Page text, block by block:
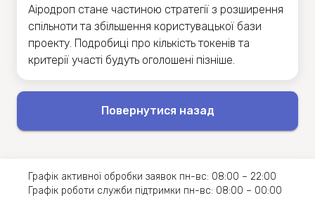
Аіродроп стане частиною стратегії з розширення
спільноти та збільшення користувацької бази
проекту. Подробиці про кількість токенів та
критерії участі будуть оголошені пізніше.
Повернутися назад
Графік активної обробки заявок пн-вс: 08:00 – 22:00
Графік роботи служби підтримки пн-вс: 08:00 – 00:00